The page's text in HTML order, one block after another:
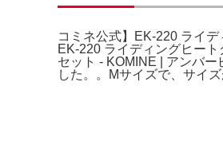
コミネ公式】EK-220 ライ
EK-220 ライディングヒー
セット - KOMINE | アンバ
した。。Mサイズで、サイ